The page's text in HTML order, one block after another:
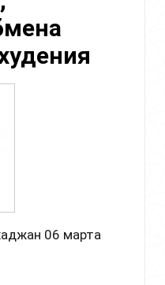
06 марта